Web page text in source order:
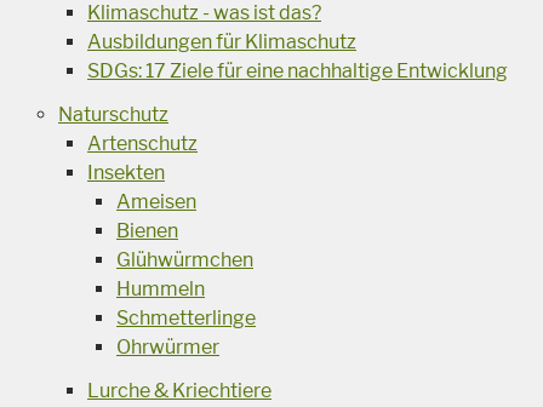
Klimaschutz - was ist das?
Ausbildungen für Klimaschutz
SDGs: 17 Ziele für eine nachhaltige Entwicklung
Naturschutz
Artenschutz
Insekten
Ameisen
Bienen
Glühwürmchen
Hummeln
Schmetterlinge
Ohrwürmer
Lurche & Kriechtiere